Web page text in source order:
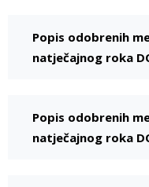
Popis odobrenih
natječajnog roka
Popis odobrenih
natječajnog roka